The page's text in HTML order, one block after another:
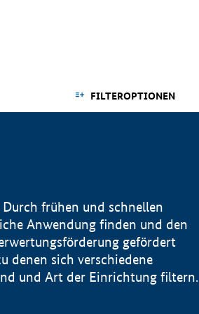
FILTEROPTIONEN
frühen und schnellen
Anwendung finden und den
gefördert
denen sich verschiedene
und Art der Einrichtung filtern.